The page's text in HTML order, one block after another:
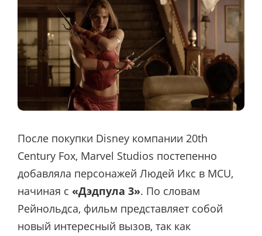
После покупки Disney компании 20th
Century Fox, Marvel Studios постепенно
добавляла персонажей Людей Икс в MCU,
начиная с «Дэдпула 3». По словам
Рейнольдса, фильм представляет собой
новый интересный вызов, так как